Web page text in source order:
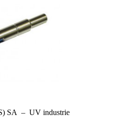
SA – UV industrie